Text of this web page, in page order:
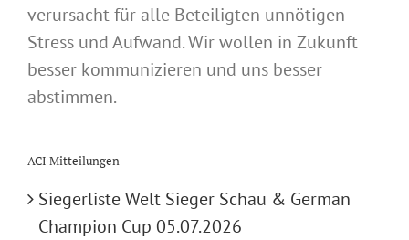
verursacht für alle Beteiligten unnötigen
Stress und Aufwand. Wir wollen in Zukunft
besser kommunizieren und uns besser
abstimmen.
ACI Mitteilungen
Siegerliste Welt Sieger Schau & German
Champion Cup 05.07.2026